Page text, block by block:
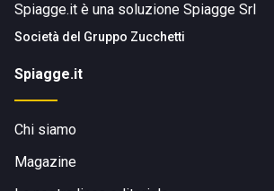
Spiagge.it è una soluzione Spiagge Srl
Società del Gruppo Zucchetti
Spiagge.it
Chi siamo
Magazine